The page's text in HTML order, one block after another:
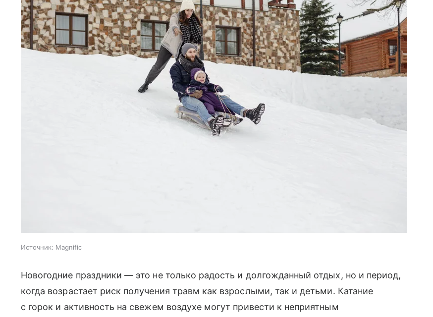
Источник: Magnific
Новогодние праздники — это не только радость и долгожданный отдых, но и период,
когда возрастает риск получения травм как взрослыми, так и детьми. Катание
с горок и активность на свежем воздухе могут привести к неприятным